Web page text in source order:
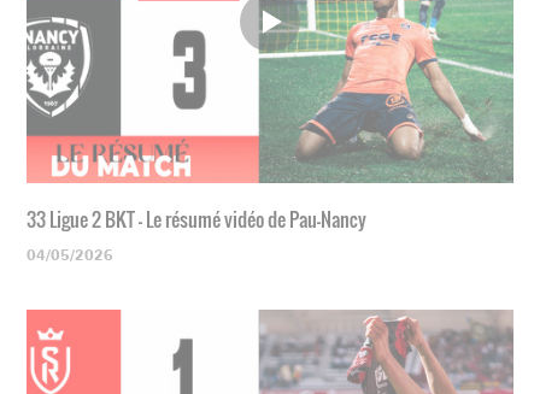
33 Ligue 2 BKT - Le résumé vidéo de Pau-Nancy
04/05/2026